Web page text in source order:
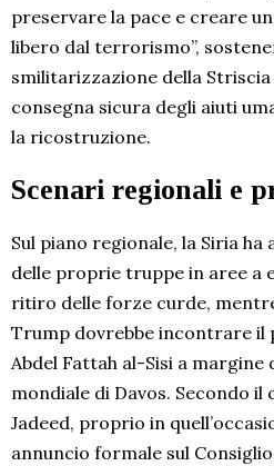
preservare la pace e creare
libero dal terrorismo”,
smilitarizzazione della
consegna sicura degli aiuti
la ricostruzione.
Scenari regionali e
Sul piano regionale, la Siria ha
delle proprie truppe in aree a
ritiro delle forze curde,
Trump dovrebbe incontrare il
Abdel Fattah al-Sisi a
mondiale di Davos. Secondo
Jadeed, proprio in
annuncio formale sul